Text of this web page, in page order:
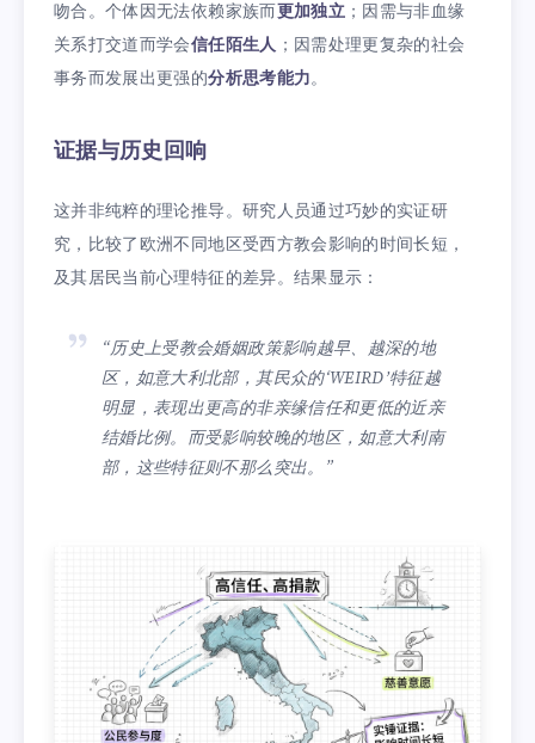
吻合。个体因无法依赖家族而更加独立；因需与非血缘
关系打交道而学会信任陌生人 ；因需处理更复杂的社会
事务而发展出更强的分析思考能力。
证据与历史回响
这并非纯粹的理论推导。研究人员通过巧妙的实证研
究，比较了欧洲不同地区受西方教会影响的时间长短，
及其居民当前心理特征的差异。结果显示：
“历史上受教会婚姻政策影响越早、越深的地
区，如意大利北部，其民众的‘WEIRD’特征越
明显，表现出更高的非亲缘信任和更低的近亲
结婚比例。而受影响较晚的地区，如意大利南
部，这些特征则不那么突出。”